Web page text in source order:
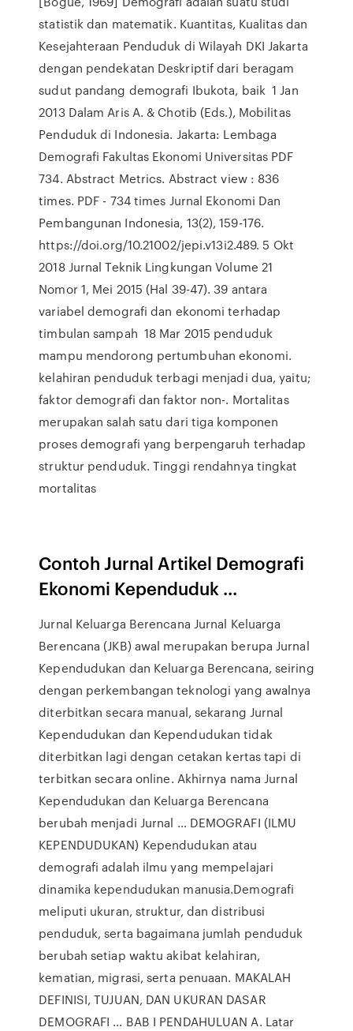
statistik dan matematik. Kuantitas, Kualitas dan
Kesejahteraan Penduduk di Wilayah DKI Jakarta
dengan pendekatan Deskriptif dari beragam
sudut pandang demografi Ibukota, baik 1 Jan
2013 Dalam Aris A. & Chotib (Eds.), Mobilitas
Penduduk di Indonesia. Jakarta: Lembaga
Demografi Fakultas Ekonomi Universitas PDF
734. Abstract Metrics. Abstract view : 836
times. PDF - 734 times Jurnal Ekonomi Dan
Pembangunan Indonesia, 13(2), 159-176.
https://doi.org/10.21002/jepi.v13i2.489. 5 Okt
2018 Jurnal Teknik Lingkungan Volume 21
Nomor 1, Mei 2015 (Hal 39-47). 39 antara
variabel demografi dan ekonomi terhadap
timbulan sampah 18 Mar 2015 penduduk
mampu mendorong pertumbuhan ekonomi.
kelahiran penduduk terbagi menjadi dua, yaitu;
faktor demografi dan faktor non-. Mortalitas
merupakan salah satu dari tiga komponen
proses demografi yang berpengaruh terhadap
struktur penduduk. Tinggi rendahnya tingkat
mortalitas
Contoh Jurnal Artikel Demografi
Ekonomi Kependuduk ...
Jurnal Keluarga Berencana Jurnal Keluarga
Berencana (JKB) awal merupakan berupa Jurnal
Kependudukan dan Keluarga Berencana, seiring
dengan perkembangan teknologi yang awalnya
diterbitkan secara manual, sekarang Jurnal
Kependudukan dan Kependudukan tidak
diterbitkan lagi dengan cetakan kertas tapi di
terbitkan secara online. Akhirnya nama Jurnal
Kependudukan dan Keluarga Berencana
berubah menjadi Jurnal … DEMOGRAFI (ILMU
KEPENDUDUKAN) Kependudukan atau
demografi adalah ilmu yang mempelajari
dinamika kependudukan manusia.Demografi
meliputi ukuran, struktur, dan distribusi
penduduk, serta bagaimana jumlah penduduk
berubah setiap waktu akibat kelahiran,
kematian, migrasi, serta penuaan. MAKALAH
DEFINISI, TUJUAN, DAN UKURAN DASAR
DEMOGRAFI ... BAB I PENDAHULUAN A. Latar